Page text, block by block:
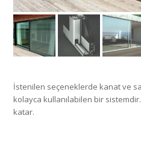
İstenilen seçeneklerde kanat ve
kolayca kullanılabilen bir
katar.